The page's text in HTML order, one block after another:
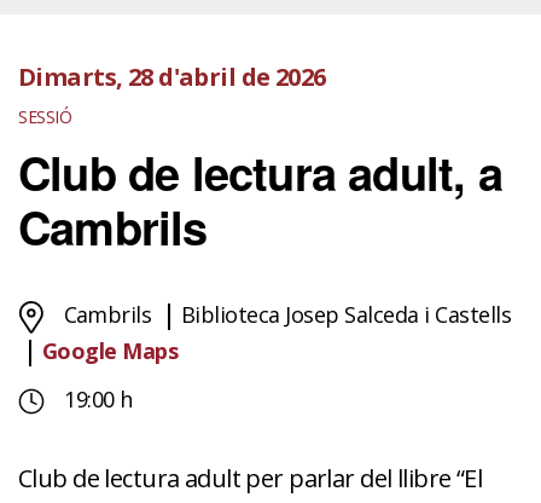
Dimarts, 28 d'abril de 2026
SESSIÓ
Club de lectura adult, a
Cambrils
Cambrils
Biblioteca Josep Salceda i Castells
Google Maps
19:00 h
Club de lectura adult per parlar del llibre “El